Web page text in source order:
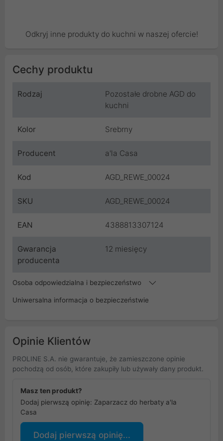
Odkryj inne produkty do kuchni w naszej ofercie!
Cechy produktu
Rodzaj
Pozostałe drobne AGD do
kuchni
Kolor Srebrny
Producent a'la Casa
Kod AGD_REWE_00024
SKU AGD_REWE_00024
EAN 4388813307124
Gwarancja
producenta
12 miesięcy
Osoba odpowiedzialna i bezpieczeństwo
Uniwersalna informacja o bezpieczeństwie
Opinie Klientów
PROLINE S.A. nie gwarantuje, że zamieszczone opinie
pochodzą od osób, które zakupiły lub używały dany produkt.
Masz ten produkt?
Dodaj pierwszą opinię: Zaparzacz do herbaty a'la
Casa
Dodaj pierwszą opinię...